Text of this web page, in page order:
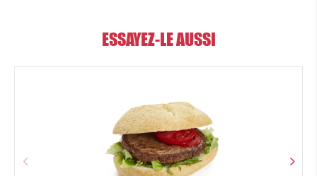
ESSAYEZ-LE AUSSI